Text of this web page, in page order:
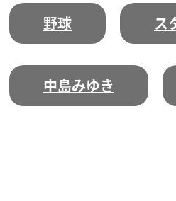
野球 ス
中島みゆき